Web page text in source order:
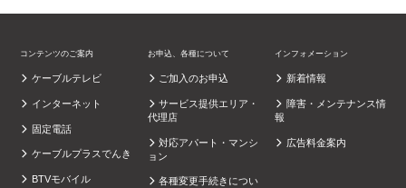
コンテンツのご案内
ケーブルテレビ
インターネット
固定電話
ケーブルプラスでんき
BTVモバイル
お申込、各種について
ご加入のお申込
サービス提供エリア・
代理店
対応アパート・マンシ
ョン
各種変更手続きについ
インフォメーション
新着情報
障害・メンテナンス情
報
広告料金案内